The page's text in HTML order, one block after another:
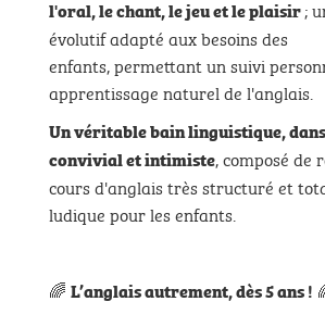
l'oral, le chant, le jeu et le plaisir;
évolutif adapté aux besoins des
enfants, permettant un suivi
apprentissage naturel de l'anglais.
Un véritable bain linguistique,
convivial et intimiste, composé de
cours d'anglais très structuré et
ludique pour les enfants.
🌈 L’anglais autrement, dès 5 ans !